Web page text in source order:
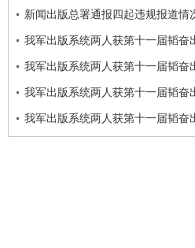
新闻出版总署通报四起违规报道情
我军出版系统两人获第十一届韬奋
我军出版系统两人获第十一届韬奋
我军出版系统两人获第十一届韬奋
我军出版系统两人获第十一届韬奋